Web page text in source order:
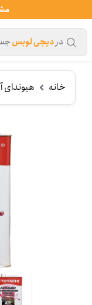
دردیجی لوبس
خانه هیوندای آزرا